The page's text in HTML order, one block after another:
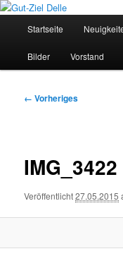
Zum
springenGut-Ziel
Schützenverein Breckerfeld
Startseite
Bilder Vorstand
Bilder-
← Vorheriges
IMG_3422
Veröffentlicht27.05.2015